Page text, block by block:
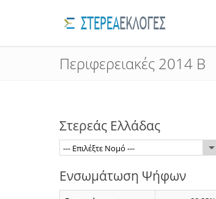
Περιφερειακές 2014 Β
Στερεάς Ελλάδας
--- Επιλέξτε Νομό ---
Ενσωμάτωση Ψήφων